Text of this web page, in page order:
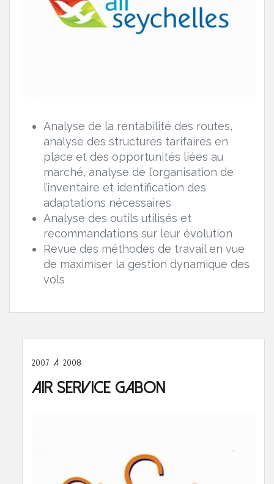
Analyse de la rentabilité des routes,
analyse des structures tarifaires en
place et des opportunités liées au
marché, analyse de l’organisation de
l’inventaire et identification des
adaptations nécessaires
Analyse des outils utilisés et
recommandations sur leur évolution
Revue des méthodes de travail en vue
de maximiser la gestion dynamique des
vols
2007 À 2008
Air Service Gabon